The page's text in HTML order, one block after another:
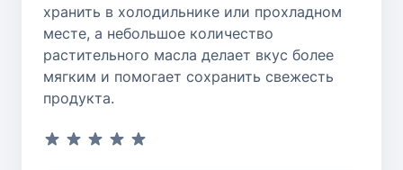
хранить в холодильнике или прохладном
месте, а небольшое количество
растительного масла делает вкус более
мягким и помогает сохранить свежесть
продукта.